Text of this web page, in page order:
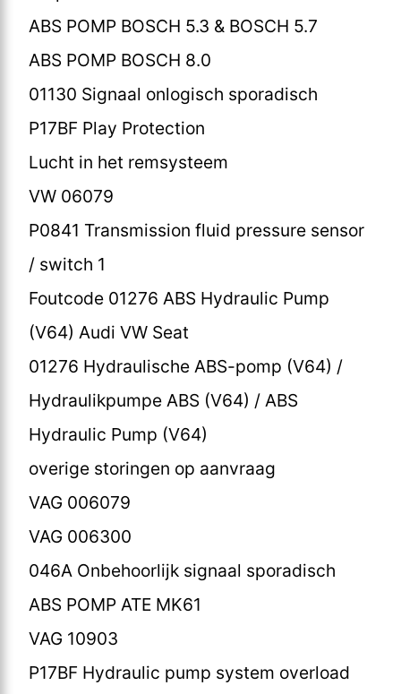
ABS POMP BOSCH 5.3 & BOSCH 5.7
ABS POMP BOSCH 8.0
01130 Signaal onlogisch sporadisch
P17BF Play Protection
Lucht in het remsysteem
VW 06079
P0841 Transmission fluid pressure sensor
/ switch 1
Foutcode 01276 ABS Hydraulic Pump
(V64) Audi VW Seat
01276 Hydraulische ABS-pomp (V64) /
Hydraulikpumpe ABS (V64) / ABS
Hydraulic Pump (V64)
overige storingen op aanvraag
VAG 006079
VAG 006300
046A Onbehoorlijk signaal sporadisch
ABS POMP ATE MK61
VAG 10903
P17BF Hydraulic pump system overload